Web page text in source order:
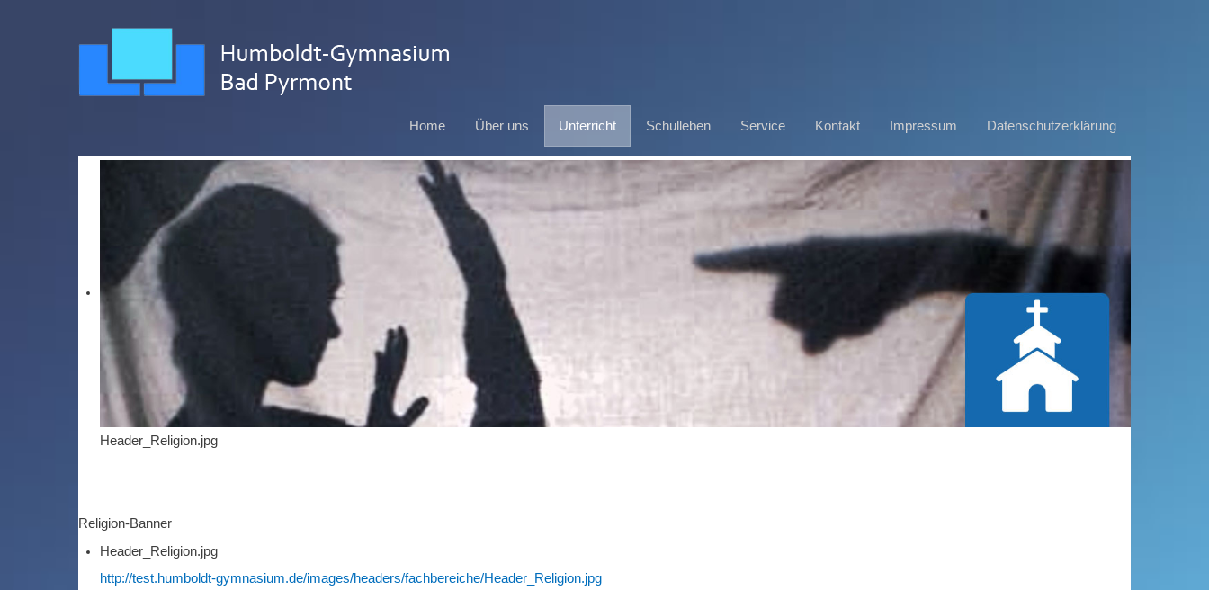
Home Über uns Unterricht Schulleben Service Kontakt Impressum Datenschutzerklärung
Header_Religion.jpg
Religion-Banner
Header_Religion.jpg
http://test.humboldt-gymnasium.de/images/headers/fachbereiche/Header_Religion.jpg